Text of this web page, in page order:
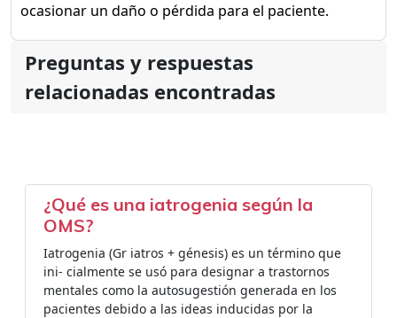
ocasionar un daño o pérdida para el paciente.
Preguntas y respuestas
relacionadas encontradas
¿Qué es una iatrogenia según la
OMS?
Iatrogenia (Gr iatros + génesis) es un término que
ini- cialmente se usó para designar a trastornos
mentales como la autosugestión generada en los
pacientes debido a las ideas inducidas por la